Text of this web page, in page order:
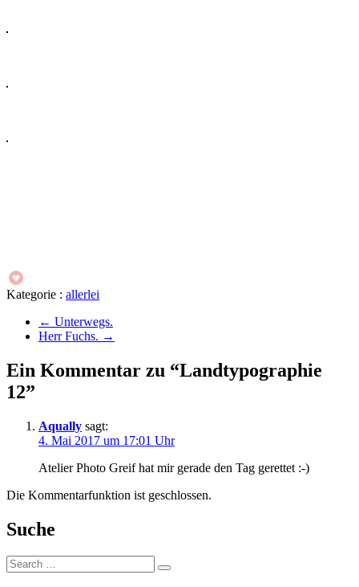
Kategorie : allerlei
← Unterwegs.
Herr Fuchs. →
Ein Kommentar zu “Landtypographie
12”
Aqually sagt:
4. Mai 2017 um 17:01 Uhr
Atelier Photo Greif hat mir gerade den Tag gerettet :-)
Die Kommentarfunktion ist geschlossen.
Suche
Suche: